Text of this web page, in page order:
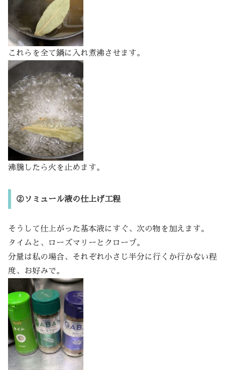
これらを全て鍋に入れ煮沸させます。
沸騰したら火を止めます。
②ソミュール液の仕上げ工程
そうして仕上がった基本液にすぐ、次の物を加えます。
タイムと、ローズマリーとクローブ。
分量は私の場合、それぞれ小さじ半分に行くか行かない程
度、お好みで。